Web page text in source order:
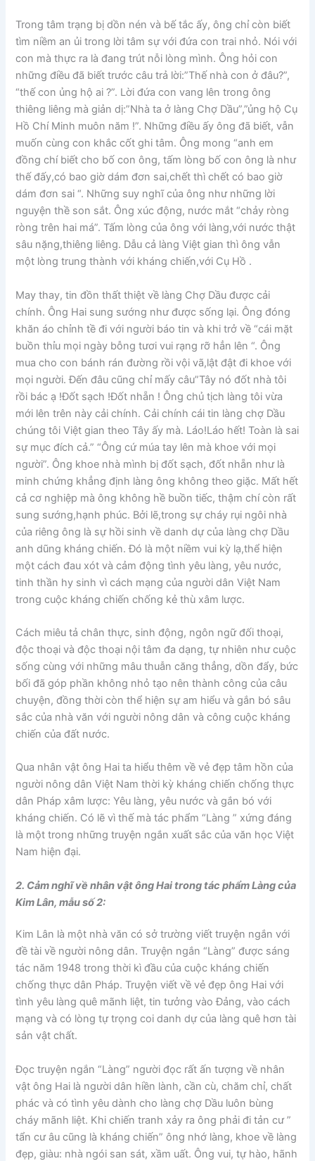
Trong tâm trạng bị dồn nén và bế tắc ấy, ông chỉ còn biết
tìm niềm an ủi trong lời tâm sự với đứa con trai nhỏ. Nói với
con mà thực ra là đang trút nỗi lòng mình. Ông hỏi con
những điều đã biết trước câu trả lời:”Thế nhà con ở đâu?”,
“thế con ủng hộ ai ?”. Lời đứa con vang lên trong ông
thiêng liêng mà giản dị:”Nhà ta ở làng Chợ Dầu”,”ủng hộ Cụ
Hồ Chí Minh muôn năm !”. Những điều ấy ông đã biết, vẫn
muốn cùng con khắc cốt ghi tâm. Ông mong “anh em
đồng chí biết cho bố con ông, tấm lòng bố con ông là như
thế đấy,có bao giờ dám đơn sai,chết thì chết có bao giờ
dám đơn sai “. Những suy nghĩ của ông như những lời
nguyện thề son sắt. Ông xúc động, nước mắt “chảy ròng
ròng trên hai má”. Tấm lòng của ông với làng,với nước thật
sâu nặng,thiêng liêng. Dẫu cả làng Việt gian thì ông vẫn
một lòng trung thành với kháng chiến,với Cụ Hồ .
May thay, tin đồn thất thiệt về làng Chợ Dầu được cải
chính. Ông Hai sung sướng như được sống lại. Ông đóng
khăn áo chỉnh tề đi với người báo tin và khi trở về “cái mặt
buồn thỉu mọi ngày bỗng tươi vui rạng rỡ hẳn lên “. Ông
mua cho con bánh rán đường rồi vội vã,lật đật đi khoe với
mọi người. Đến đâu cũng chỉ mấy câu”Tây nó đốt nhà tôi
rồi bác ạ !Đốt sạch !Đốt nhẵn ! Ông chủ tịch làng tôi vừa
mới lên trên này cải chính. Cải chính cái tin làng chợ Dầu
chúng tôi Việt gian theo Tây ấy mà. Láo!Láo hết! Toàn là sai
sự mục đích cả.” “Ông cứ múa tay lên mà khoe với mọi
người”. Ông khoe nhà mình bị đốt sạch, đốt nhẵn như là
minh chứng khẳng định làng ông không theo giặc. Mất hết
cả cơ nghiệp mà ông không hề buồn tiếc, thậm chí còn rất
sung sướng,hạnh phúc. Bởi lẽ,trong sự cháy rụi ngôi nhà
của riêng ông là sự hồi sinh về danh dự của làng chợ Dầu
anh dũng kháng chiến. Đó là một niềm vui kỳ lạ,thể hiện
một cách đau xót và cảm động tình yêu làng, yêu nước,
tinh thần hy sinh vì cách mạng của người dân Việt Nam
trong cuộc kháng chiến chống kẻ thù xâm lược.
Cách miêu tả chân thực, sinh động, ngôn ngữ đối thoại,
độc thoại và độc thoại nội tâm đa dạng, tự nhiên như cuộc
sống cùng với những mâu thuẫn căng thẳng, dồn đẩy, bức
bối đã góp phần không nhỏ tạo nên thành công của câu
chuyện, đồng thời còn thể hiện sự am hiểu và gắn bó sâu
sắc của nhà văn với người nông dân và công cuộc kháng
chiến của đất nước.
Qua nhân vật ông Hai ta hiểu thêm về vẻ đẹp tâm hồn của
người nông dân Việt Nam thời kỳ kháng chiến chống thực
dân Pháp xâm lược: Yêu làng, yêu nước và gắn bó với
kháng chiến. Có lẽ vì thế mà tác phẩm “Làng ” xứng đáng
là một trong những truyện ngắn xuất sắc của văn học Việt
Nam hiện đại.
2. Cảm nghĩ về nhân vật ông Hai trong tác phẩm Làng của
Kim Lân, mẫu số 2:
Kim Lân là một nhà văn có sở trường viết truyện ngắn với
đề tài về người nông dân. Truyện ngắn “Làng” được sáng
tác năm 1948 trong thời kì đầu của cuộc kháng chiến
chống thực dân Pháp. Truyện viết về vẻ đẹp ông Hai với
tình yêu làng quê mãnh liệt, tin tưởng vào Đảng, vào cách
mạng và có lòng tự trọng coi danh dự của làng quê hơn tài
sản vật chất.
Đọc truyện ngắn “Làng” người đọc rất ấn tượng về nhân
vật ông Hai là người dân hiền lành, cần cù, chăm chỉ, chất
phác và có tình yêu dành cho làng chợ Dầu luôn bùng
cháy mãnh liệt. Khi chiến tranh xảy ra ông phải đi tản cư ”
tẩn cư âu cũng là kháng chiến” ông nhớ làng, khoe về làng
đẹp, giàu: nhà ngói san sát, xầm uất. Ông vui, tự hào, hãnh